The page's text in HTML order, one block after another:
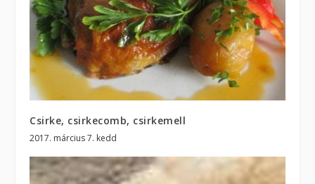
Csirke, csirkecomb, csirkemell
2017. március 7. kedd